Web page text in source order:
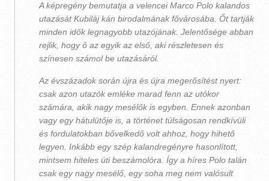
A képregény bemutatja a velencei Marco Polo kalandos
utazását Kubiláj kán birodalmának fővárosába. Őt tartják
minden idők legnagyobb utazójának. Jelentősége abban
rejlik, hogy ő az egyik az első, aki részletesen és
színesen számol be utazásáról.
Az évszázadok során újra és újra megerősítést nyert:
csak azon utazók emléke marad fenn az utókor
számára, akik nagy mesélők is egyben. Ennek azonban
vagy egy hátulütője is, a történet túlságosan rendkívüli
és fordulatokban bővelkedő volt ahhoz, hogy hihető
legyen. Inkább egy szép kalandregényre hasonlított,
mintsem hiteles úti beszámolóra. Így a híres Polo talán
csak egy nagy mesélő, egy soha meg nem valósult